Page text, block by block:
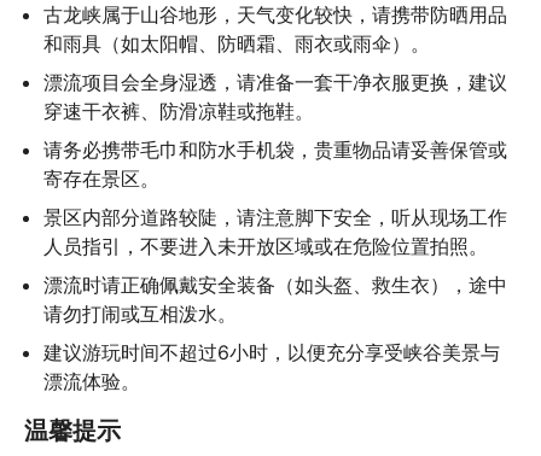
古龙峡属于山谷地形，天气变化较快，请携带防晒用品
和雨具（如太阳帽、防晒霜、雨衣或雨伞）。
漂流项目会全身湿透，请准备一套干净衣服更换，建议
穿速干衣裤、防滑凉鞋或拖鞋。
请务必携带毛巾和防水手机袋，贵重物品请妥善保管或
寄存在景区。
景区内部分道路较陡，请注意脚下安全，听从现场工作
人员指引，不要进入未开放区域或在危险位置拍照。
漂流时请正确佩戴安全装备（如头盔、救生衣），途中
请勿打闹或互相泼水。
建议游玩时间不超过6小时，以便充分享受峡谷美景与
漂流体验。
温馨提示